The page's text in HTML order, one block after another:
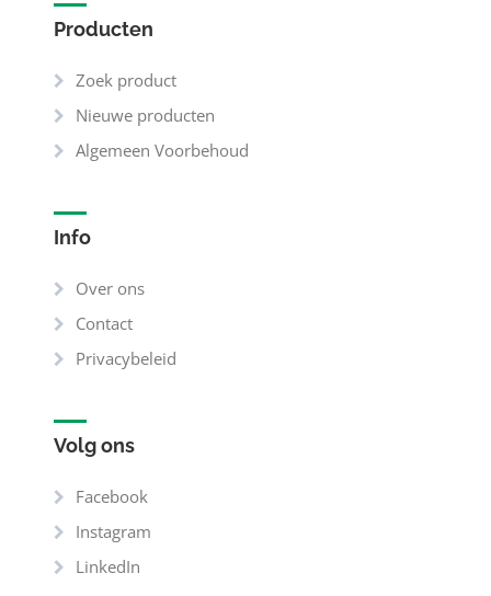
Producten
Zoek product
Nieuwe producten
Algemeen Voorbehoud
Info
Over ons
Contact
Privacybeleid
Volg ons
Facebook
Instagram
LinkedIn